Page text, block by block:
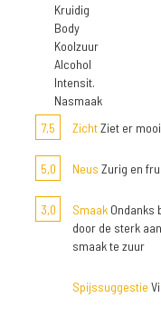
Kruidig
Body
Koolzuur
Alcohol
Intensit.
Nasmaak
7,5
ZichtZiet er
5,0 Neus Zurig en
3,0 Smaak Ondanks
door de sterk
smaak te zuur
Spijssuggestie